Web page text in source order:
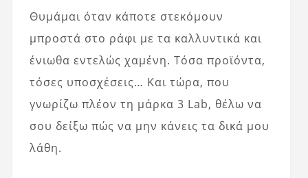
Θυμάμαι όταν κάποτε στεκόμουν
μπροστά στο ράφι με τα καλλυντικά και
ένιωθα εντελώς χαμένη. Τόσα προϊόντα,
τόσες υποσχέσεις… Και τώρα, που
γνωρίζω πλέον τη μάρκα 3 Lab, θέλω να
σου δείξω πώς να μην κάνεις τα δικά μου
λάθη.